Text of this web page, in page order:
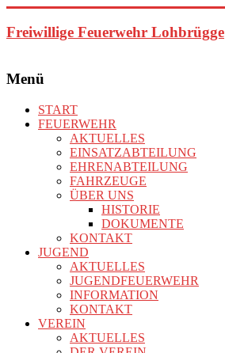
Inhalt
springen
Freiwillige Feuerwehr Lohbrügge
Menü
START
FEUERWEHR
AKTUELLES
EINSATZABTEILUNG
EHRENABTEILUNG
FAHRZEUGE
ÜBER UNS
HISTORIE
DOKUMENTE
KONTAKT
JUGEND
AKTUELLES
JUGENDFEUERWEHR
INFORMATION
KONTAKT
VEREIN
AKTUELLES